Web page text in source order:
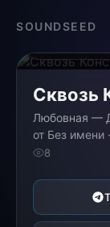
SOUNDSEED
Сквозь
Любовная —
от Без имени
8